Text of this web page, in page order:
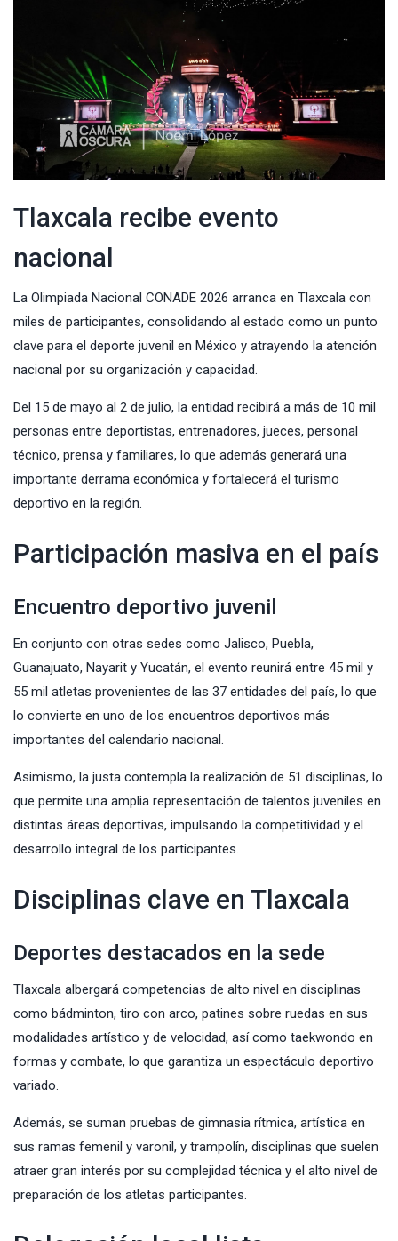
Tlaxcala recibe evento
nacional
La Olimpiada Nacional CONADE 2026 arranca en Tlaxcala con
miles de participantes, consolidando al estado como un punto
clave para el deporte juvenil en México y atrayendo la atención
nacional por su organización y capacidad.
Del 15 de mayo al 2 de julio, la entidad recibirá a más de 10 mil
personas entre deportistas, entrenadores, jueces, personal
técnico, prensa y familiares, lo que además generará una
importante derrama económica y fortalecerá el turismo
deportivo en la región.
Participación masiva en el país
Encuentro deportivo juvenil
En conjunto con otras sedes como Jalisco, Puebla,
Guanajuato, Nayarit y Yucatán, el evento reunirá entre 45 mil y
55 mil atletas provenientes de las 37 entidades del país, lo que
lo convierte en uno de los encuentros deportivos más
importantes del calendario nacional.
Asimismo, la justa contempla la realización de 51 disciplinas, lo
que permite una amplia representación de talentos juveniles en
distintas áreas deportivas, impulsando la competitividad y el
desarrollo integral de los participantes.
Disciplinas clave en Tlaxcala
Deportes destacados en la sede
Tlaxcala albergará competencias de alto nivel en disciplinas
como bádminton, tiro con arco, patines sobre ruedas en sus
modalidades artístico y de velocidad, así como taekwondo en
formas y combate, lo que garantiza un espectáculo deportivo
variado.
Además, se suman pruebas de gimnasia rítmica, artística en
sus ramas femenil y varonil, y trampolín, disciplinas que suelen
atraer gran interés por su complejidad técnica y el alto nivel de
preparación de los atletas participantes.